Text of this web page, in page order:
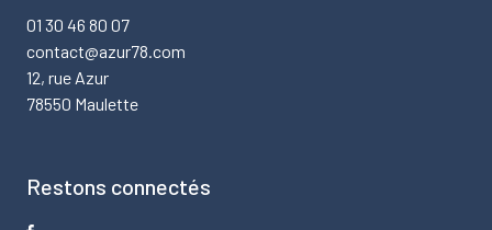
01 30 46 80 07
contact@azur78.com
12, rue Azur
78550 Maulette
Restons connectés